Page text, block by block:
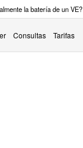
la batería de un VE?
Consultas Tarifas